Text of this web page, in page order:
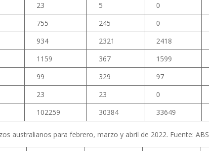
23 5 0
755 245 0
934 2321 2418
1159 367 1599
99 329 97
23 23 0
102259 30384 33649
australianos para febrero, marzo y abril de 2022. Fuente: ABS